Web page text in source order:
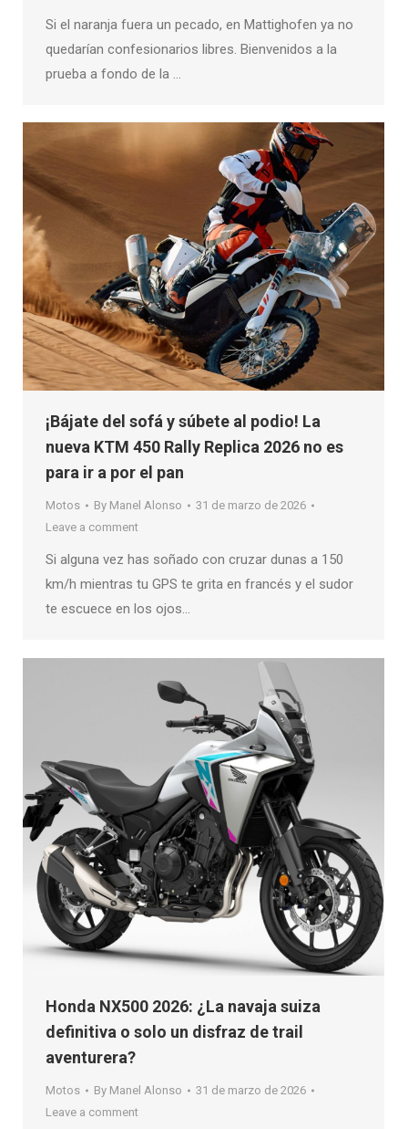
Si el naranja fuera un pecado, en Mattighofen ya no
quedarían confesionarios libres. Bienvenidos a la
prueba a fondo de la …
¡Bájate del sofá y súbete al podio! La
nueva KTM 450 Rally Replica 2026 no es
para ir a por el pan
Motos By Manel Alonso
31 de marzo de 2026
Leave a comment
Si alguna vez has soñado con cruzar dunas a 150
km/h mientras tu GPS te grita en francés y el sudor
te escuece en los ojos…
Honda NX500 2026: ¿La navaja suiza
definitiva o solo un disfraz de trail
aventurera?
Motos By Manel Alonso
31 de marzo de 2026
Leave a comment